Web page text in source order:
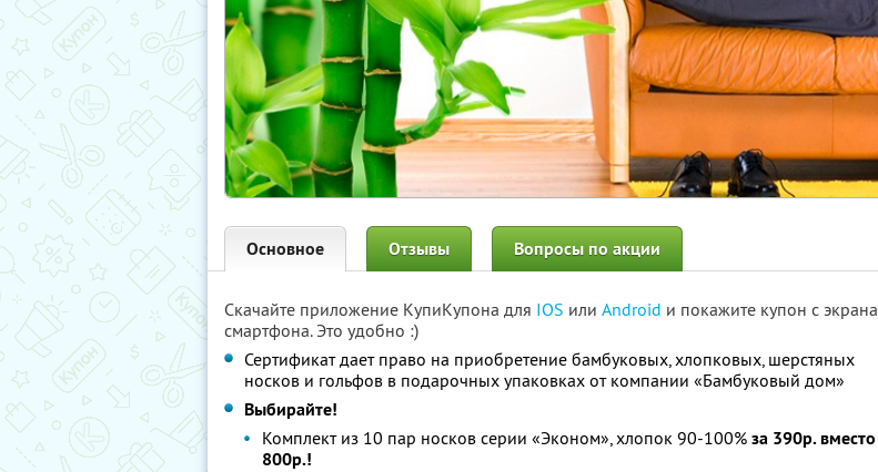
Основное Отзывы Вопросы по акции
Скачайте приложение КупиКупона для IOS или Android и покажите купон с экрана
смартфона. Это удобно :)
Сертификат дает право на приобретение бамбуковых, хлопковых, шерстяных
носков и гольфов в подарочных упаковках от компании «Бамбуковый дом»
Выбирайте!
Комплект из 10 пар носков серии «Эконом», хлопок 90-100% за 390р. вместо
800р.!